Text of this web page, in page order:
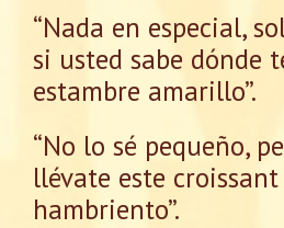
“Nada en especial,
si usted sabe dónde
estambre amarillo”.
“No lo sé pequeño,
llévate este
hambriento”.